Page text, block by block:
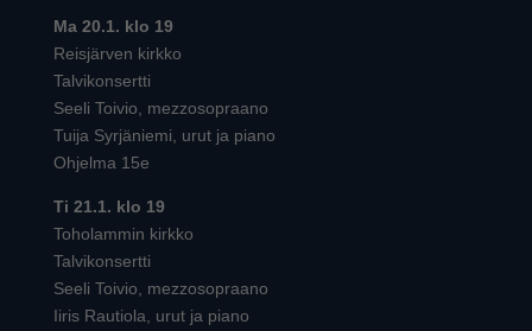
Ma 20.1. klo 19
Reisjärven kirkko
Talvikonsertti
Seeli Toivio, mezzosopraano
Tuija Syrjäniemi, urut ja piano
Ohjelma 15e
Ti 21.1. klo 19
Toholammin kirkko
Talvikonsertti
Seeli Toivio, mezzosopraano
Iiris Rautiola, urut ja piano